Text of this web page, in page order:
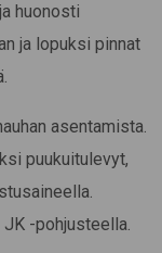
huonosti
ja lopuksi pinnat
asentamista.
puukuitulevyt,
JK -pohjusteella.